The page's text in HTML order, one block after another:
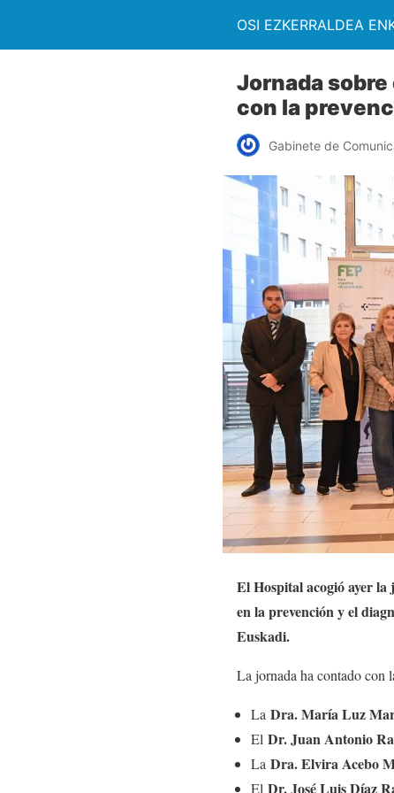
OSI EZKERRALDEA
Jornada
con la
Gabinete de
El Hospital acogió ayer la
en la prevención y el
Euskadi.
La jornada ha contado con
La Dra. María Luz
El Dr. Juan Antonio
La Dra. Elvira Acebo
El Dr. José Luis Díaz